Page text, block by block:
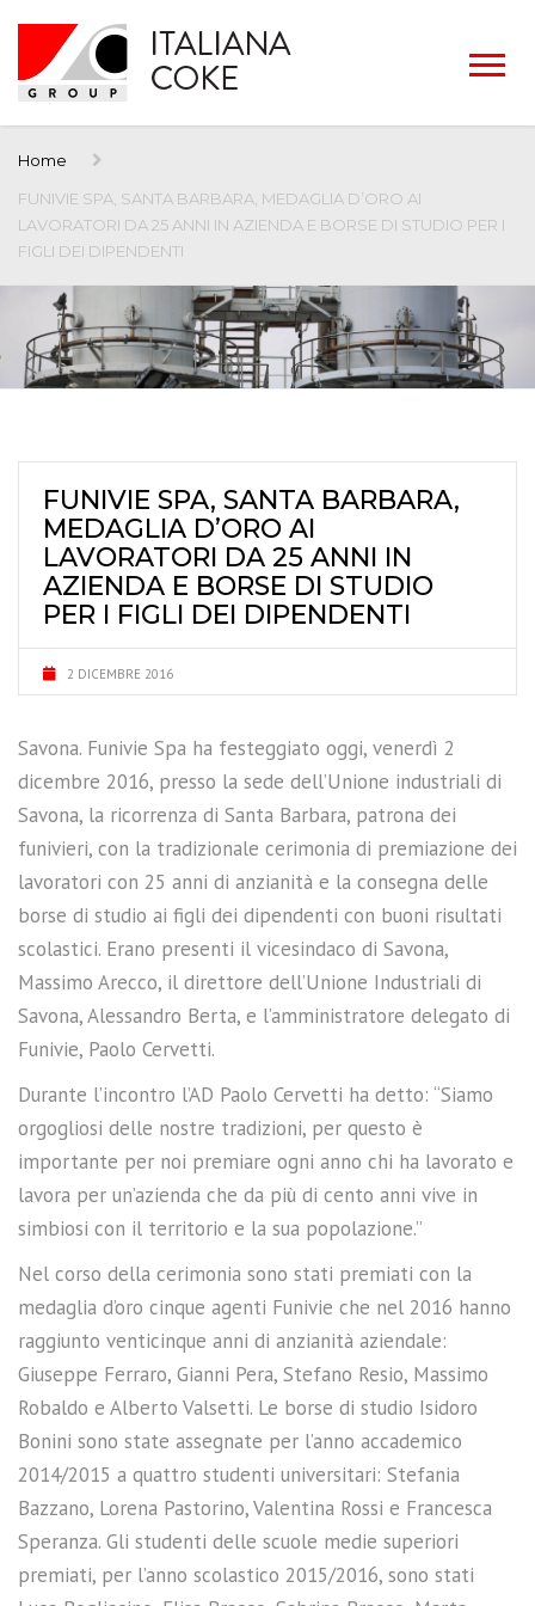
Home
FUNIVIE SPA, SANTA BARBARA, MEDAGLIA D’ORO AI
LAVORATORI DA 25 ANNI IN AZIENDA E BORSE DI STUDIO PER I
FIGLI DEI DIPENDENTI
FUNIVIE SPA, SANTA BARBARA,
MEDAGLIA D’ORO AI
LAVORATORI DA 25 ANNI IN
AZIENDA E BORSE DI STUDIO
PER I FIGLI DEI DIPENDENTI
2 DICEMBRE 2016
Savona. Funivie Spa ha festeggiato oggi, venerdì 2
dicembre 2016, presso la sede dell’Unione industriali di
Savona, la ricorrenza di Santa Barbara, patrona dei
funivieri, con la tradizionale cerimonia di premiazione dei
lavoratori con 25 anni di anzianità e la consegna delle
borse di studio ai figli dei dipendenti con buoni risultati
scolastici. Erano presenti il vicesindaco di Savona,
Massimo Arecco, il direttore dell’Unione Industriali di
Savona, Alessandro Berta, e l’amministratore delegato di
Funivie, Paolo Cervetti.
Durante l’incontro l’AD Paolo Cervetti ha detto: “Siamo
orgogliosi delle nostre tradizioni, per questo è
importante per noi premiare ogni anno chi ha lavorato e
lavora per un’azienda che da più di cento anni vive in
simbiosi con il territorio e la sua popolazione.”
Nel corso della cerimonia sono stati premiati con la
medaglia d’oro cinque agenti Funivie che nel 2016 hanno
raggiunto venticinque anni di anzianità aziendale:
Giuseppe Ferraro, Gianni Pera, Stefano Resio, Massimo
Robaldo e Alberto Valsetti. Le borse di studio Isidoro
Bonini sono state assegnate per l’anno accademico
2014/2015 a quattro studenti universitari: Stefania
Bazzano, Lorena Pastorino, Valentina Rossi e Francesca
Speranza. Gli studenti delle scuole medie superiori
premiati, per l’anno scolastico 2015/2016, sono stati